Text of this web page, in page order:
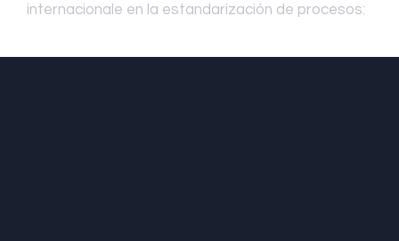
internacionale en la estandarización de procesos: